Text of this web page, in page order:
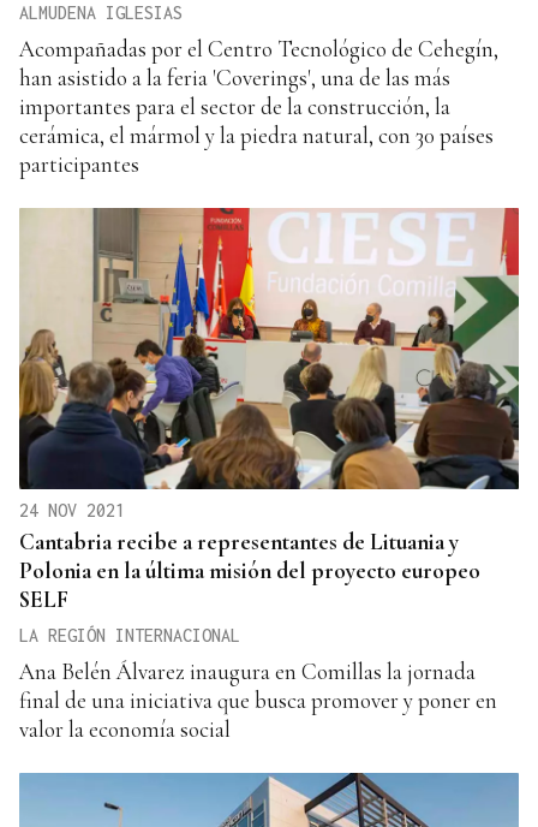
ALMUDENA IGLESIAS
Acompañadas por el Centro Tecnológico de Cehegín,
han asistido a la feria 'Coverings', una de las más
importantes para el sector de la construcción, la
cerámica, el mármol y la piedra natural, con 30 países
participantes
24 NOV 2021
Cantabria recibe a representantes de Lituania y
Polonia en la última misión del proyecto europeo
SELF
LA REGIÓN INTERNACIONAL
Ana Belén Álvarez inaugura en Comillas la jornada
final de una iniciativa que busca promover y poner en
valor la economía social